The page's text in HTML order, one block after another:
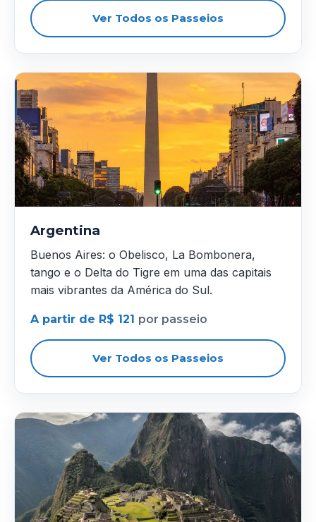
Ver Todos os Passeios
Argentina
Buenos Aires: o Obelisco, La Bombonera,
tango e o Delta do Tigre em uma das capitais
mais vibrantes da América do Sul.
A partir de R$ 121 por passeio
Ver Todos os Passeios